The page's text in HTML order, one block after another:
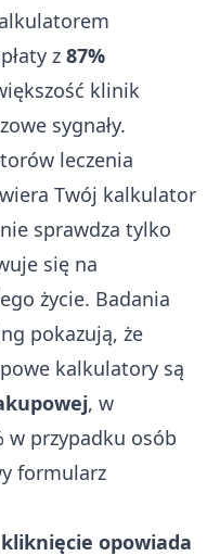
z 87%
klinik
sygnały.
leczenia
Twój kalkulator
sprawdza tylko
się na
życie. Badania
pokazują, że
kalkulatory są
, w
w przypadku osób
formularz
opowiada